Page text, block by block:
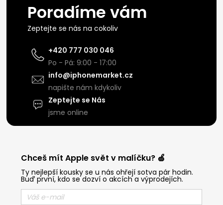
Poradíme vám
Zeptejte se nás na cokoliv
+420 777 030 046
Po - Pá: 9:00 - 17:00
info@iphonemarket.cz
napište nám kdykoliv
Zeptejte se Nás
jsme online
Chceš mít Apple svět v malíčku? 🍏
Ty nejlepší kousky se u nás ohřejí sotva pár hodin.
Buď první, kdo se dozví o akcích a výprodejích.